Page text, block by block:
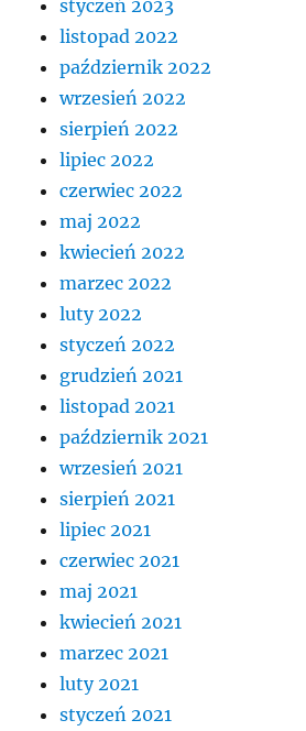
styczeń 2023
listopad 2022
październik 2022
wrzesień 2022
sierpień 2022
lipiec 2022
czerwiec 2022
maj 2022
kwiecień 2022
marzec 2022
luty 2022
styczeń 2022
grudzień 2021
listopad 2021
październik 2021
wrzesień 2021
sierpień 2021
lipiec 2021
czerwiec 2021
maj 2021
kwiecień 2021
marzec 2021
luty 2021
styczeń 2021